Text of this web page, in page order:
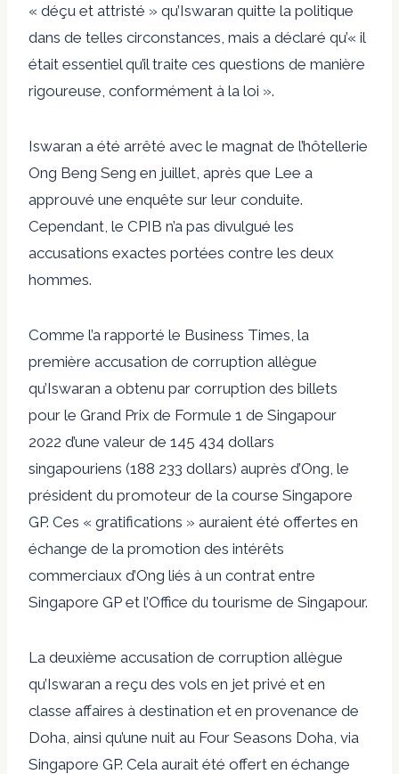
« déçu et attristé » qu’Iswaran quitte la politique
dans de telles circonstances, mais a déclaré qu’« il
était essentiel qu’il traite ces questions de manière
rigoureuse, conformément à la loi ».
Iswaran a été arrêté avec le magnat de l’hôtellerie
Ong Beng Seng en juillet, après que Lee a
approuvé une enquête sur leur conduite.
Cependant, le CPIB n’a pas divulgué les
accusations exactes portées contre les deux
hommes.
Comme l’a rapporté le Business Times, la
première accusation de corruption allègue
qu’Iswaran a obtenu par corruption des billets
pour le Grand Prix de Formule 1 de Singapour
2022 d’une valeur de 145 434 dollars
singapouriens (188 233 dollars) auprès d’Ong, le
président du promoteur de la course Singapore
GP. Ces « gratifications » auraient été offertes en
échange de la promotion des intérêts
commerciaux d’Ong liés à un contrat entre
Singapore GP et l’Office du tourisme de Singapour.
La deuxième accusation de corruption allègue
qu’Iswaran a reçu des vols en jet privé et en
classe affaires à destination et en provenance de
Doha, ainsi qu’une nuit au Four Seasons Doha, via
Singapore GP. Cela aurait été offert en échange